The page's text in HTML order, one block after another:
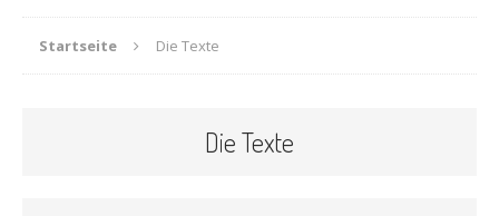
Startseite Die Texte
Die Texte